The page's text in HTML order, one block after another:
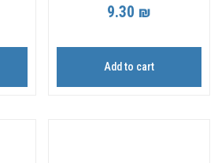
9.30 ₪
Add to cart